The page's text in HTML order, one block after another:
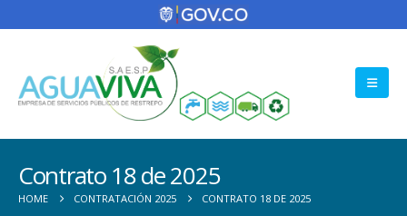
Contrato 18 de 2025
HOME CONTRATACIÓN 2025 CONTRATO 18 DE 2025